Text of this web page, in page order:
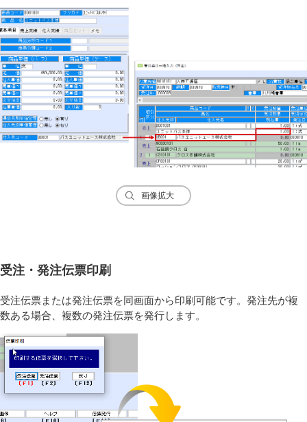
画像拡大
受注・発注伝票印刷
受注伝票または発注伝票を同画面から印刷可能です。発注先が複
数ある場合、複数の発注伝票を発行します。